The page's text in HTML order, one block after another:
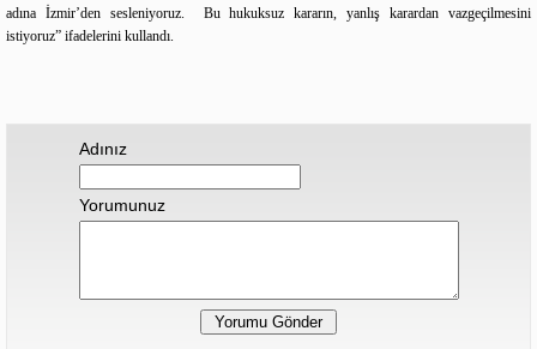
adına İzmir’den sesleniyoruz. Bu hukuksuz kararın, yanlış karardan vazgeçilmesini
istiyoruz” ifadelerini kullandı.
Adınız
Yorumunuz